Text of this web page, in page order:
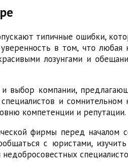
типичные ошибки,
в том, что
лозунгами и
выбор компании,
и
компетенции и репутации.
фирмы перед началом
с юристами,